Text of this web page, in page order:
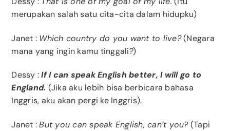
merupakan salah satu cita-cita dalam hidupku)
Janet : Which country do you want to live?(Negara
mana yang ingin kamu tinggali?)
Dessy :If I can speak English better, I will go to
England. (Jika aku lebih bisa berbicara bahasa
Inggris, aku akan pergi ke Inggris).
Janet :But you can speak English, can’t you?(Tapi